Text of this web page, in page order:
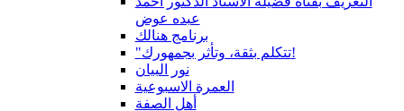
عبده عوض
برنامج هنالك
"تتكلم بثقة، وتأثر بجمهورك!
نور البيان
العمرة الاسبوعية
أهل الصفة